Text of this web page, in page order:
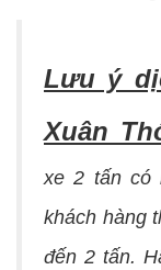
Lưu ý
Xuân
xe 2 tấn có
khách hàng
đến 2 tấn.